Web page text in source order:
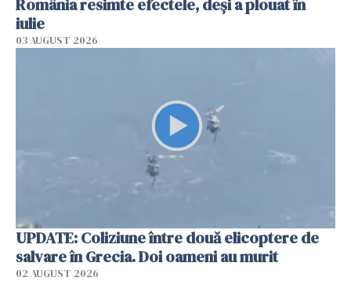
România resimte efectele, deși a plouat în
iulie
03 AUGUST 2026
UPDATE: Coliziune între două elicoptere de
salvare în Grecia. Doi oameni au murit
02 AUGUST 2026